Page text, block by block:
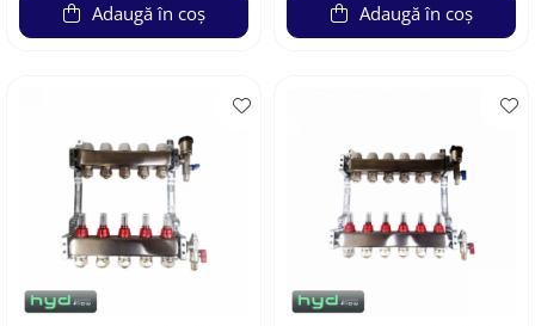
Adaugă în coș Adaugă în coș